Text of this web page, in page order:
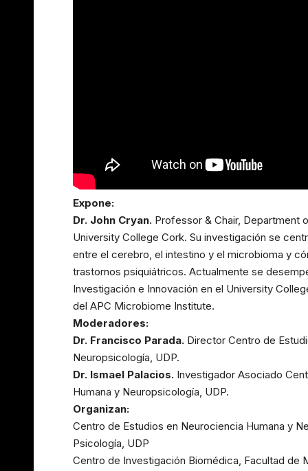
Expone:
Dr. John Cryan. Professor & Chair, Department
University College Cork. Su investigación se
entre el cerebro, el intestino y el microbioma y
trastornos psiquiátricos. Actualmente se
Investigación e Innovación en el University
del APC Microbiome Institute.
Moderadores:
Dr. Francisco Parada. Director Centro de
Neuropsicología, UDP.
Dr. Ismael Palacios. Investigador Asociado
Humana y Neuropsicología, UDP.
Organizan:
Centro de Estudios en Neurociencia Humana y
Psicología, UDP
Centro de Investigación Biomédica, Facultad de